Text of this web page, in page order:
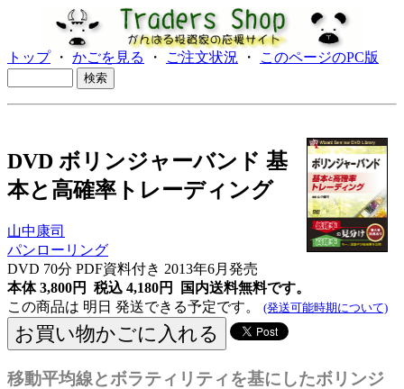
トップ・ かごを見る ・ ご注文状況 ・ このページのPC版
DVD ボリンジャーバンド 基
本と高確率トレーディング
山中康司
パンローリング
DVD 70分 PDF資料付き 2013年6月発売
本体 3,800円 税込 4,180円
国内送料無料です。
この商品は 明日 発送できる予定です。 (発送可能時期について)
移動平均線とボラティリティを基にしたボリンジ